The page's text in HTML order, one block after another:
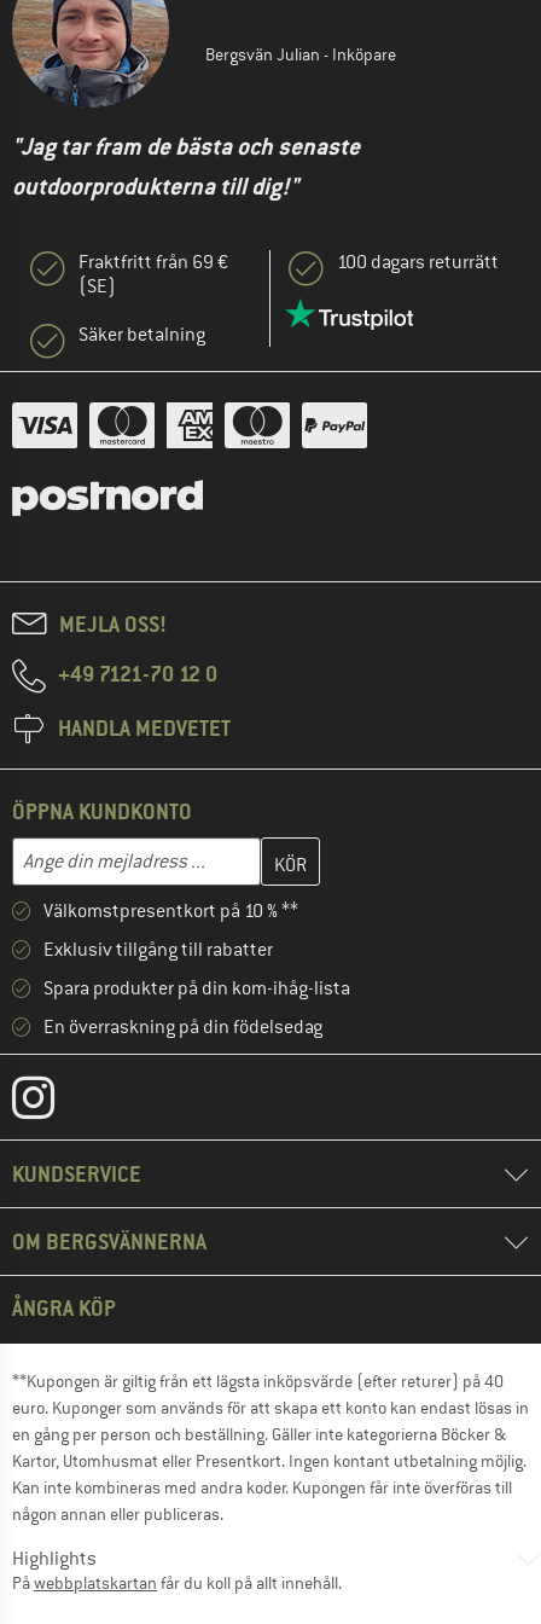
Bergsvän Julian - Inköpare
"Jag tar fram de bästa och senaste
outdoorprodukterna till dig!"
Fraktfritt från 69 €
(SE)
Säker betalning
100 dagars returrätt
MEJLA OSS!
+49 7121-70 12 0
HANDLA MEDVETET
ÖPPNA KUNDKONTO
Mejladress
Skriv in din e-postadress här och skapa ditt kundkonto i nästa
Välkomstpresentkort på 10 % **
Exklusiv tillgång till rabatter
Spara produkter på din kom-ihåg-lista
En överraskning på din födelsedag
KUNDSERVICE
OM BERGSVÄNNERNA
ÅNGRA KÖP
**Kupongen är giltig från ett lägsta inköpsvärde (efter returer) på 40
euro. Kuponger som används för att skapa ett konto kan endast lösas in
en gång per person och beställning. Gäller inte kategorierna Böcker &
Kartor, Utomhusmat eller Presentkort. Ingen kontant utbetalning möjlig.
Kan inte kombineras med andra koder. Kupongen får inte överföras till
någon annan eller publiceras.
Highlights
Påwebbplatskartan får du koll på allt innehåll.